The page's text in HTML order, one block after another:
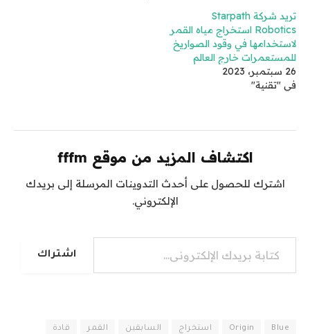
تريد شركة Starpath
Robotics استخراج مياه القمر
لاستخدامها في وقود الصواريخ
للمستعمرات خارج العالم
26 سبتمبر، 2023
في "تقنية"
اكتشاف المزيد من موقع fffm
اشترك للحصول على أحدث التدوينات المرسلة إلى بريدك
الإلكتروني.
كتابة بريدك الإلكتروني...
اشتراك
Blue
Origin استخراج السابقين القمر قادة